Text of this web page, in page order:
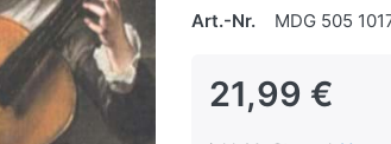
Art.-Nr. MDG 505
21,99 €